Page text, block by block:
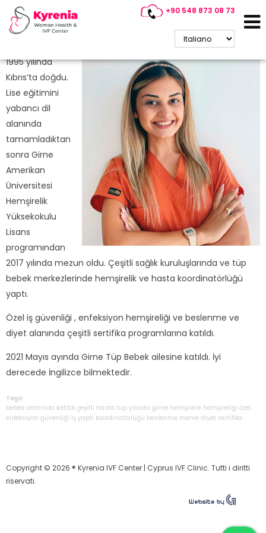
+90 548 873 08 73
Merve SIRAÇ
Tüp Bebek Hemşiresi ve Hasta Koordinatörü
1995 yılında
Kıbrıs’ta doğdu.
Lise eğitimini
yabancı dil
alanında
tamamladıktan
sonra Girne
Amerikan
Üniversitesi
Hemşirelik
Yüksekokulu
Lisans
programından
2017 yılında mezun oldu. Çeşitli sağlık kuruluşlarında ve tüp
bebek merkezlerinde hemşirelik ve hasta koordinatörlüğü
yaptı.
Özel iş güvenliği , enfeksiyon hemşireliği ve beslenme ve
diyet alanında çeşitli sertifika programlarına katıldı.
2021 Mayıs ayında Girne Tüp Bebek ailesine katıldı. İyi
derecede İngilizce bilmektedir.
Tags:
bebek alanında katıldı çeşitli hasta tüp yılında girne hemşirelik hemşireliği özel
enfeksiyon güvenliği iş yaptı koordinatörlüğü beslenme merve diyet sertifika
Copyright © 2026 ® Kyrenia IVF Center | Cyprus IVF Clinic. Tutti i diritti
riservati.